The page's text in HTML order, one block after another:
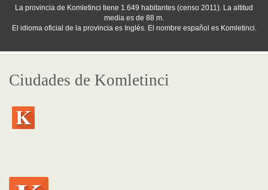
La provincia de Komletinci tiene 1.649 habitantes (censo 2011). La altitud
media es de 88 m.
El idioma oficial de la provincia es Inglés. El nombre español es Komletinci.
Ciudades de Komletinci